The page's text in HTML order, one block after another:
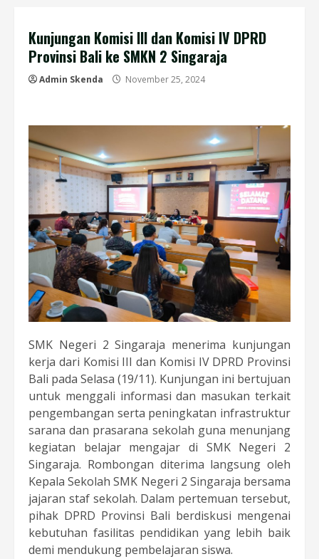
Kunjungan Komisi III dan Komisi IV DPRD
Provinsi Bali ke SMKN 2 Singaraja
Admin Skenda November 25, 2024
SMK Negeri 2 Singaraja menerima kunjungan
kerja dari Komisi III dan Komisi IV DPRD Provinsi
Bali pada Selasa (19/11). Kunjungan ini bertujuan
untuk menggali informasi dan masukan terkait
pengembangan serta peningkatan infrastruktur
sarana dan prasarana sekolah guna menunjang
kegiatan belajar mengajar di SMK Negeri 2
Singaraja. Rombongan diterima langsung oleh
Kepala Sekolah SMK Negeri 2 Singaraja bersama
jajaran staf sekolah. Dalam pertemuan tersebut,
pihak DPRD Provinsi Bali berdiskusi mengenai
kebutuhan fasilitas pendidikan yang lebih baik
demi mendukung pembelajaran siswa.